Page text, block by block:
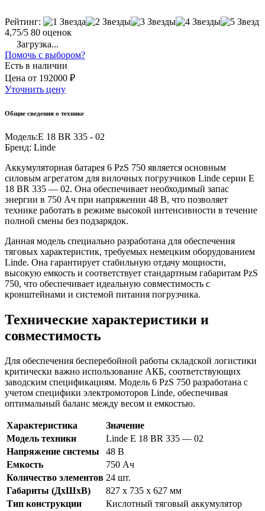
Рейтинг:
4,75/5 80 оценок
Загрузка...
Помочь с выбором?
Есть в наличии
Цена от 192000 ₽
Уточнить цену
Общие сведения о технике
Модель:E 18 BR 335 - 02
Бренд: Linde
Аккумуляторная батарея 6 PzS 750 является основным
силовым агрегатом для вилочных погрузчиков Linde серии E
18 BR 335 — 02. Она обеспечивает необходимый запас
энергии в 750 Ач при напряжении 48 В, что позволяет
технике работать в режиме высокой интенсивности в течение
полной смены без подзарядок.
Данная модель специально разработана для обеспечения
тяговых характеристик, требуемых немецким оборудованием
Linde. Она гарантирует стабильную отдачу мощности,
высокую емкость и соответствует стандартным габаритам PzS
750, что обеспечивает идеальную совместимость с
кронштейнами и системой питания погрузчика.
Технические характеристики и
совместимость
Для обеспечения бесперебойной работы складской логистики
критически важно использование АКБ, соответствующих
заводским спецификациям. Модель 6 PzS 750 разработана с
учетом специфики электромоторов Linde, обеспечивая
оптимальный баланс между весом и емкостью.
Характеристика
Значение
Модель техники
Linde E 18 BR 335 — 02
Напряжение системы
48 В
Емкость
750 Ач
Количество элементов 24 шт.
Габариты (ДхШхВ)
827 x 735 x 627 мм
Тип конструкции
Кислотный тяговый аккумулятор